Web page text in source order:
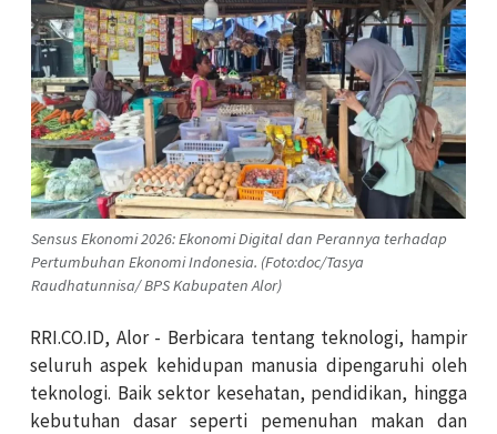
Sensus Ekonomi 2026: Ekonomi Digital dan Perannya terhadap
Pertumbuhan Ekonomi Indonesia. (Foto:doc/Tasya
Raudhatunnisa/ BPS Kabupaten Alor)
RRI.CO.ID, Alor - Berbicara tentang teknologi, hampir
seluruh aspek kehidupan manusia dipengaruhi oleh
teknologi. Baik sektor kesehatan, pendidikan, hingga
kebutuhan dasar seperti pemenuhan makan dan